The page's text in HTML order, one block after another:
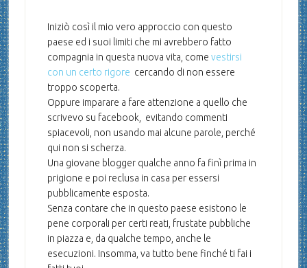
Iniziò così il mio vero approccio con questo
paese ed i suoi limiti che mi avrebbero fatto
compagnia in questa nuova vita, come vestirsi
con un certo rigore cercando di non essere
troppo scoperta.
Oppure imparare a fare attenzione a quello che
scrivevo su facebook, evitando commenti
spiacevoli, non usando mai alcune parole, perché
qui non si scherza.
Una giovane blogger qualche anno fa finì prima in
prigione e poi reclusa in casa per essersi
pubblicamente esposta.
Senza contare che in questo paese esistono le
pene corporali per certi reati, frustate pubbliche
in piazza e, da qualche tempo, anche le
esecuzioni. Insomma, va tutto bene finché ti fai i